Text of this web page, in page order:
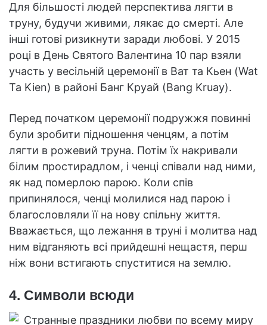
Для більшості людей перспектива лягти в
труну, будучи живими, лякає до смерті. Але
інші готові ризикнути заради любові. У 2015
році в День Святого Валентина 10 пар взяли
участь у весільній церемонії в Ват та Кьен (Wat
Ta Kien) в районі Банг Круай (Bang Kruay).
Перед початком церемонії подружжя повинні
були зробити підношення ченцям, а потім
лягти в рожевий труна. Потім їх накривали
білим простирадлом, і ченці співали над ними,
як над померлою парою. Коли спів
припинялося, ченці молилися над парою і
благословляли її на нову спільну життя.
Вважається, що лежання в труні і молитва над
ним відганяють всі прийдешні нещастя, перш
ніж вони встигають спуститися на землю.
4. Символи всюди